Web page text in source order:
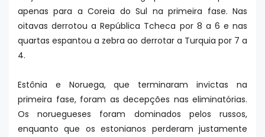
apenas para a Coreia do Sul na primeira fase. Nas
oitavas derrotou a República Tcheca por 8 a 6 e nas
quartas espantou a zebra ao derrotar a Turquia por 7 a
4.
Estônia e Noruega, que terminaram invictas na
primeira fase, foram as decepções nas eliminatórias.
Os noruegueses foram dominados pelos russos,
enquanto que os estonianos perderam justamente